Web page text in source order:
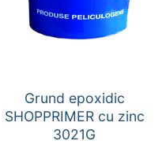
Grund epoxidic
SHOPPRIMER cu zinc
3021G